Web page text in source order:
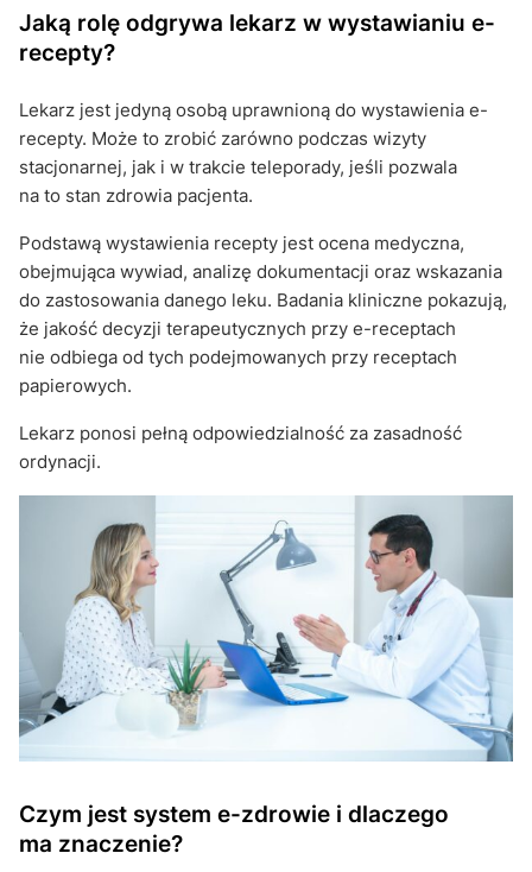
Jaką rolę odgrywa lekarz w wystawianiu e-
recepty?
Lekarz jest jedyną osobą uprawnioną do wystawienia e-
recepty. Może to zrobić zarówno podczas wizyty
stacjonarnej, jak i w trakcie teleporady, jeśli pozwala
na to stan zdrowia pacjenta.
Podstawą wystawienia recepty jest ocena medyczna,
obejmująca wywiad, analizę dokumentacji oraz wskazania
do zastosowania danego leku. Badania kliniczne pokazują,
że jakość decyzji terapeutycznych przy e-receptach
nie odbiega od tych podejmowanych przy receptach
papierowych.
Lekarz ponosi pełną odpowiedzialność za zasadność
ordynacji.
Czym jest system e-zdrowie i dlaczego
ma znaczenie?